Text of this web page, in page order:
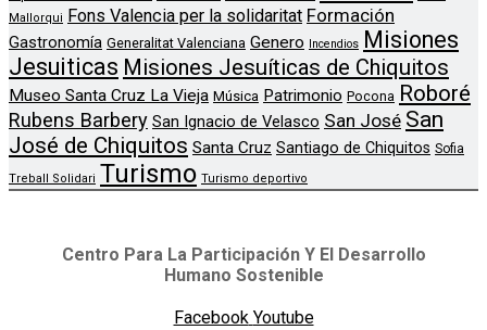
Mallorqui
Fons Valencia per la solidaritat Formación
Gastronomía Generalitat Valenciana Genero Incendios Misiones
Jesuiticas Misiones Jesuíticas de Chiquitos
Museo Santa Cruz La Vieja Música Patrimonio Pocona Roboré
Rubens Barbery San Ignacio de Velasco San José San
José de Chiquitos Santa Cruz Santiago de Chiquitos Sofia
Treball Solidari Turismo Turismo deportivo
Centro Para La Participación Y El Desarrollo
Humano Sostenible
Facebook Youtube